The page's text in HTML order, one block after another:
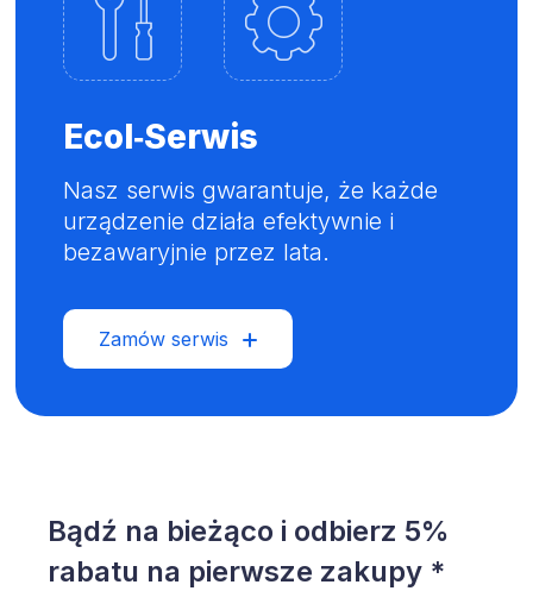
Ecol‑Serwis
Nasz serwis gwarantuje, że każde
urządzenie działa efektywnie i
bezawaryjnie przez lata.
Zamów serwis
Bądź na bieżąco i odbierz 5%
rabatu na pierwsze zakupy *